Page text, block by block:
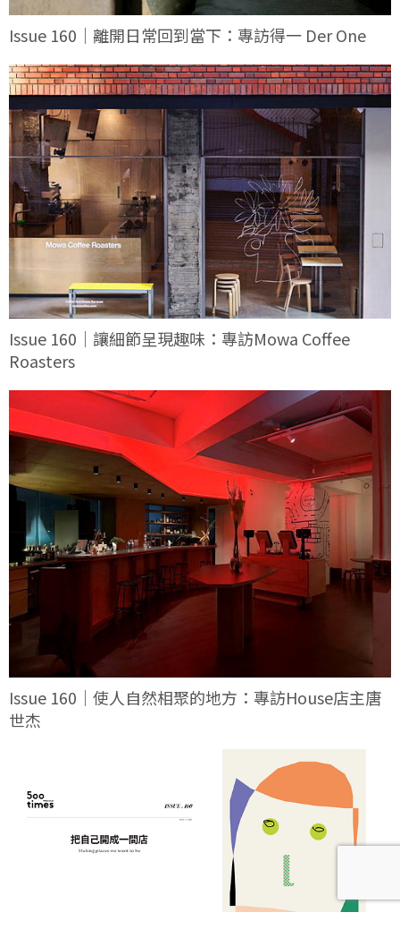
Issue 160｜離開日常回到當下：專訪得一 Der One
Issue 160｜讓細節呈現趣味：專訪Mowa Coffee
Roasters
Issue 160｜使人自然相聚的地方：專訪House店主唐
世杰